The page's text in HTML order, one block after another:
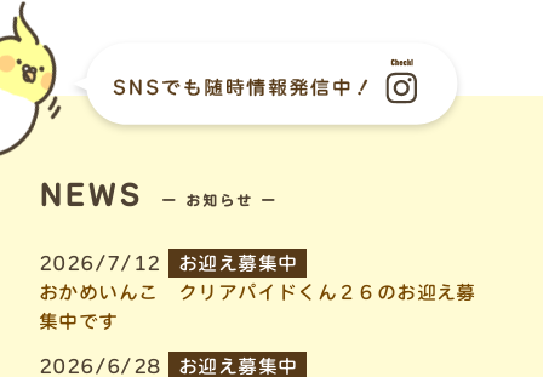
NEWS ー お知らせ ー
2026/7/12
お迎え募集中
おかめいんこ クリアパイドくん２６のお迎え募
集中です
2026/6/28
お迎え募集中